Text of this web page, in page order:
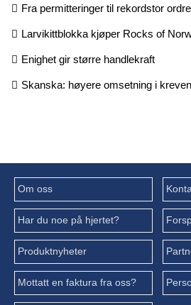
Fra permitteringer til rekordstor
Larvikittblokka kjøper Rocks of
Enighet gir større handlekraft
Skanska: høyere omsetning i
Om oss
Har du noe på hjertet?
Produktnyheter
Mottatt en faktura fra oss?